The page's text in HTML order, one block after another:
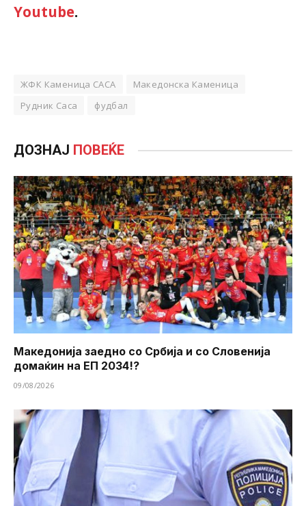
Youtube.
ЖФК Каменица САСА
Македонска Каменица
Рудник Саса
фудбал
ДОЗНАЈ ПОВЕЌЕ
Македонија заедно со Србија и со Словенија
домаќин на ЕП 2034!?
09/08/2026